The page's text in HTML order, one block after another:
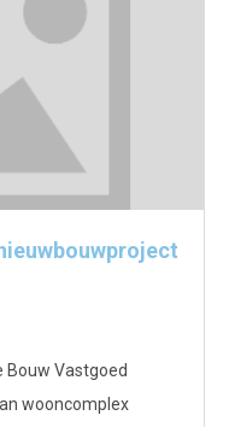
Bouw Vastgoed
wooncomplex